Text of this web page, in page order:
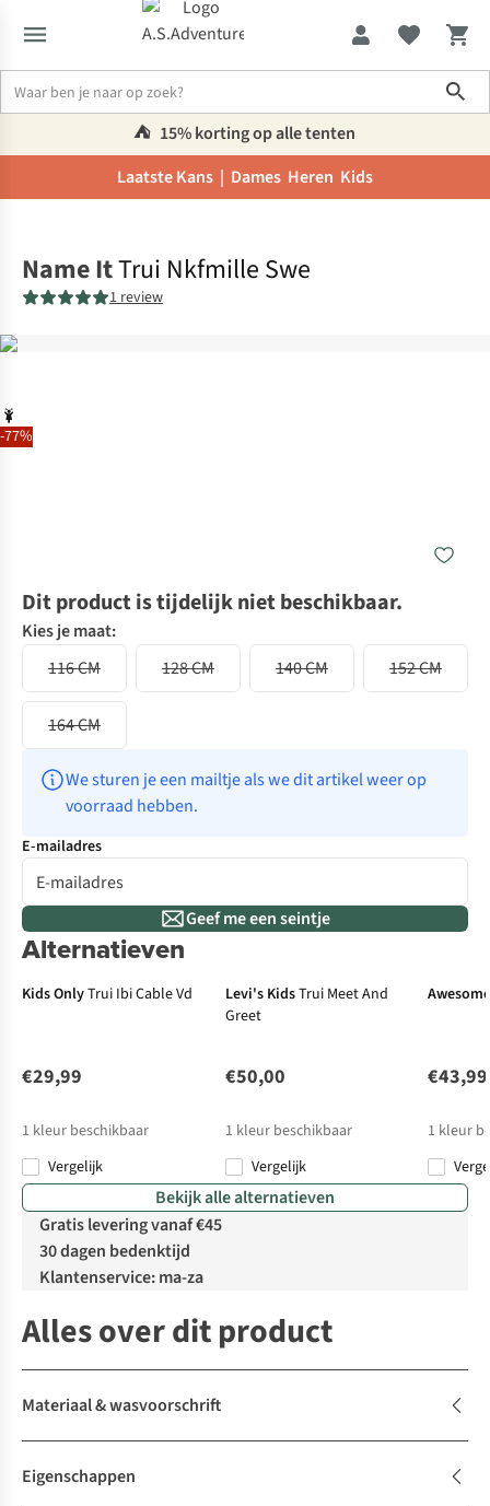
⛺️ 15% korting op alle tenten
Laatste Kans | Dames Heren Kids
-77%
Name ItTrui Nkfmille Swe
1 review
Dit product is tijdelijk niet beschikbaar.
Kies je maat:
116 CM
128 CM 140 CM 152 CM
164 CM
We sturen je een mailtje als we dit artikel weer op
voorraad hebben.
E-mailadres
Geef me een seintje
Alternatieven
Kids OnlyTrui Ibi Cable Vd
€29,99
1 kleur beschikbaar
Vergelijk
Levi's KidsTrui Meet And
Greet
€50,00
1 kleur beschikbaar
Vergelijk
€43,99
1 kleur
Bekijk alle alternatieven
Gratis levering vanaf €45
30 dagen bedenktijd
Klantenservice: ma-za
Alles over dit product
Materiaal & wasvoorschrift
Eigenschappen